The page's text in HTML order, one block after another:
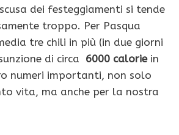
dei festeggiamenti si tende
troppo. Per Pasqua
tre chili in più (in due giorni
di circa 6000 caloriein
numeri importanti, non solo
vita, ma anche per la nostra